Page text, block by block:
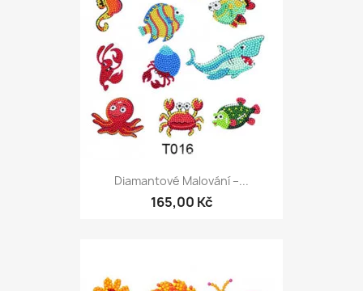
Diamantové Malování –...
165,00 Kč